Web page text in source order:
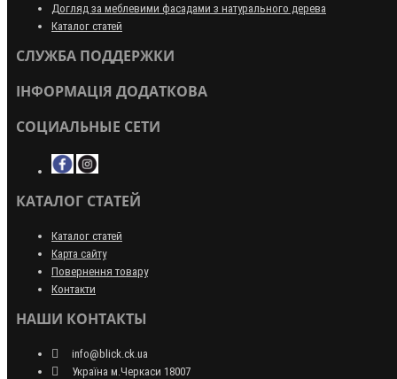
Догляд за меблевими фасадами з натурального дерева
Каталог статей
СЛУЖБА ПОДДЕРЖКИ
ІНФОРМАЦІЯ ДОДАТКОВА
СОЦИАЛЬНЫЕ СЕТИ
КАТАЛОГ СТАТЕЙ
Каталог статей
Карта сайту
Повернення товару
Контакти
НАШИ КОНТАКТЫ
info@blick.ck.ua
Україна м.Черкаси 18007